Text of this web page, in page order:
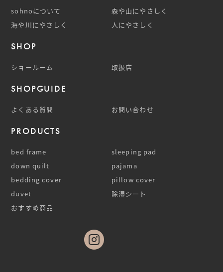
sohnoについて
森や山にやさしく
海や川にやさしく
人にやさしく
SHOP
ショールーム 取扱店
SHOPGUIDE
よくある質問 お問い合わせ
PRODUCTS
bed frame
sleeping pad
down quilt
pajama
bedding cover
pillow cover
duvet
除湿シート
おすすめ商品